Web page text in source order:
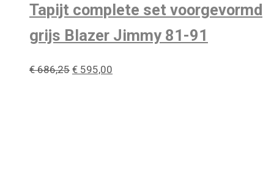
Tapijt complete set voorgevormd
grijs Blazer Jimmy 81-91
€686,25 Oorspronkelijke
€ 595,00